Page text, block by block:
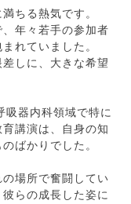
ちる熱気です。
年々若手の参加者
れていました。
しに、大きな希望
吸器内科領域で特に
講演は、自身の知
ばかりでした。
場所で奮闘してい
らの成長した姿に